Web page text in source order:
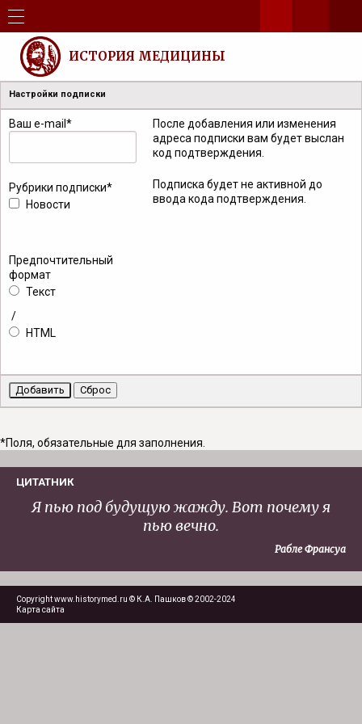
ИСТОРИЯ МЕДИЦИНЫ
Настройки подписки
Ваш e-mail *
Рубрики подписки*
Новости
Предпочтительный
формат
Текст
/
HTML
После добавления или изменения
адреса подписки вам будет выслан
код подтверждения.
Подписка будет не активной до
ввода кода подтверждения.
*Поля, обязательные для заполнения.
ЦИТАТНИК
Я пью под будущую жажду. Вот почему я
пью вечно.
Рабле Франсуа
Copyright www.historymed.ru © К.А. Пашков © 2002-2024
Карта сайта